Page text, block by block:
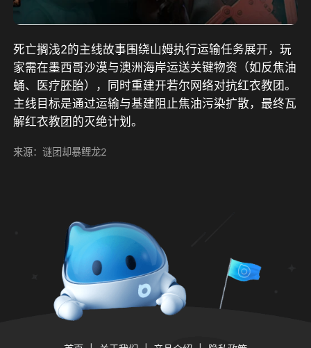
死亡搁浅2的主线故事围绕山姆执行运输任务展开，玩
家需在墨西哥沙漠与澳洲海岸运送关键物资（如反焦油
蛹、医疗胚胎），同时重建开若尔网络对抗红衣教团。
主线目标是通过运输与基建阻止焦油污染扩散，最终瓦
解红衣教团的灭绝计划。
来源：谜团却暴鲤龙2